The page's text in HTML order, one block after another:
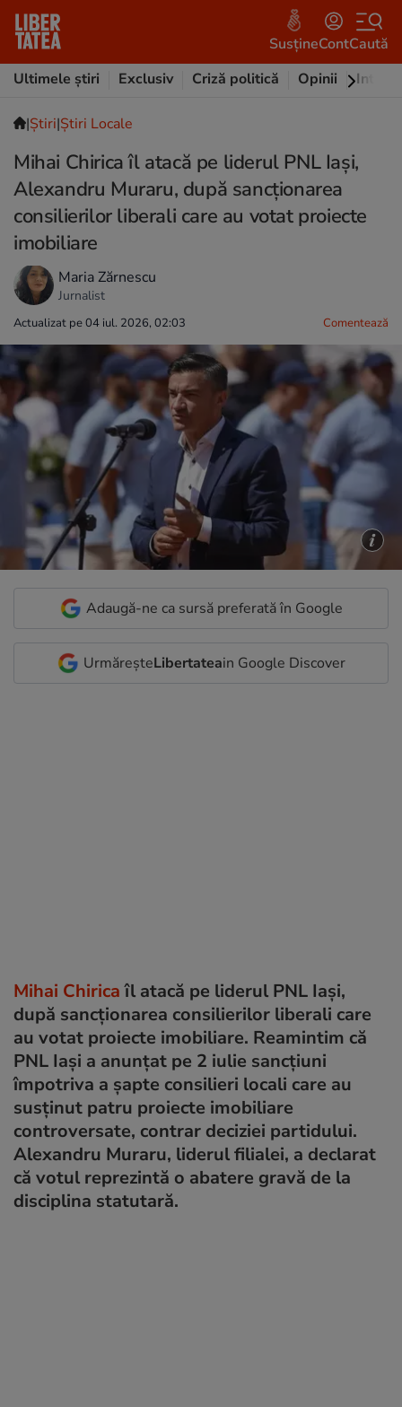
SusțineContCaută
Ultimele știri
Exclusiv Criză politică Opinii
|Ştiri|Știri Locale
Mihai Chirica îl atacă pe liderul PNL Iași,
Alexandru Muraru, după sancționarea
consilierilor liberali care au votat proiecte
imobiliare
Maria Zărnescu
Jurnalist
Actualizat pe 04 iul. 2026, 02:03 Comentează
Adaugă-ne ca sursă preferată în Google
UrmăreșteLibertateain Google Discover
Mihai Chiricaîl atacă pe liderul PNL Iași,
după sancționarea consilierilor liberali care
au votat proiecte imobiliare. Reamintim că
PNL Iași a anunțat pe 2 iulie sancțiuni
împotriva a șapte consilieri locali care au
susținut patru proiecte imobiliare
controversate, contrar deciziei partidului.
Alexandru Muraru, liderul filialei, a declarat
că votul reprezintă o abatere gravă de la
disciplina statutară.